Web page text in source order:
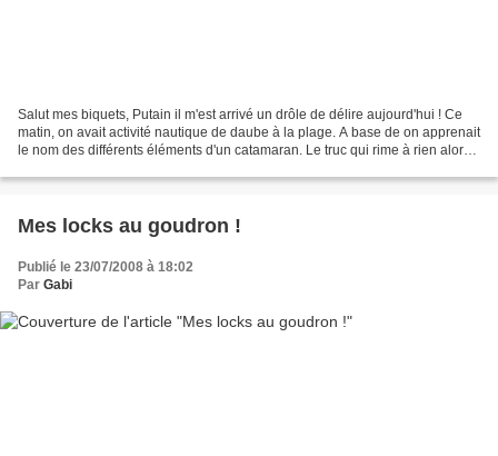
Salut mes biquets, Putain il m'est arrivé un drôle de délire aujourd'hui ! Ce
matin, on avait activité nautique de daube à la plage. A base de on apprenait
le nom des différents éléments d'un catamaran. Le truc qui rime à rien alors
Mes locks au goudron !
Publié le 23/07/2008 à 18:02
Par Gabi